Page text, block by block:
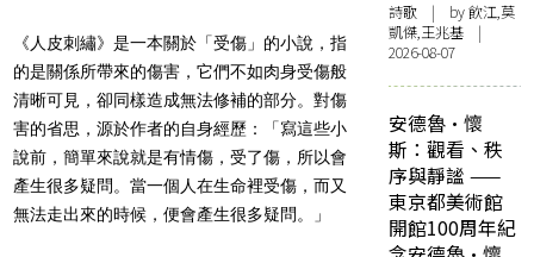
《人皮刺繡》是一本關於「受傷」的小說，指
的是關係所帶來的傷害，它們不如肉身受傷般
清晰可見，卻同樣造成無法修補的部分。對傷
害的省思，源於作者的自身經歷：「寫這些小
說前，簡單來說就是有情傷，受了傷，所以會
產生很多疑問。當一個人在生命裡受傷，而又
無法走出來的時候，便會產生很多疑問。」
詩歌 | by 飲江,莫
凱傑,王兆基 |
2026-08-07
安德魯·懷
斯：觀看、秩
序與靜謐 ——
東京都美術館
開館100周年紀